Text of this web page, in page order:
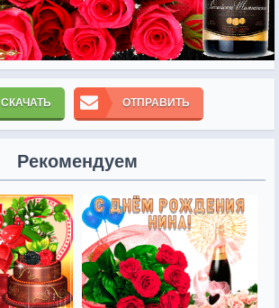
СКАЧАТЬ ОТПРАВИТЬ
Рекомендуем